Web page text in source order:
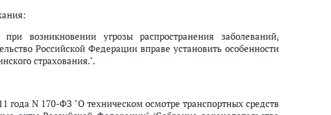
возникновении угрозы распространения заболеваний,
Российской Федерации вправе установить особенности
страхования.".
года N 170-ФЗ "О техническом осмотре транспортных средств